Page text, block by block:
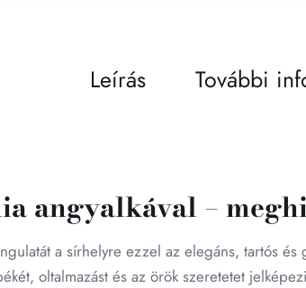
Leírás További
angyalkával –
a sírhelyre ezzel az elegáns, tartós
oltalmazást és az örök szeretetet